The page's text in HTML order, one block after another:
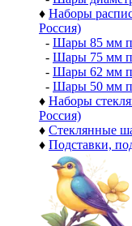
♦ Наборы
Россия)
- Шары 85 мм
- Шары 75 мм
- Шары 62 мм
- Шары 50 мм
♦ Наборы
Россия)
♦ Стеклянные
♦ Подставки,